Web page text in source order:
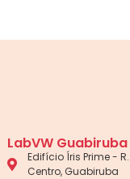
LabVW Guabiruba
Edifício Íris Prime - R.
Centro, Guabiruba